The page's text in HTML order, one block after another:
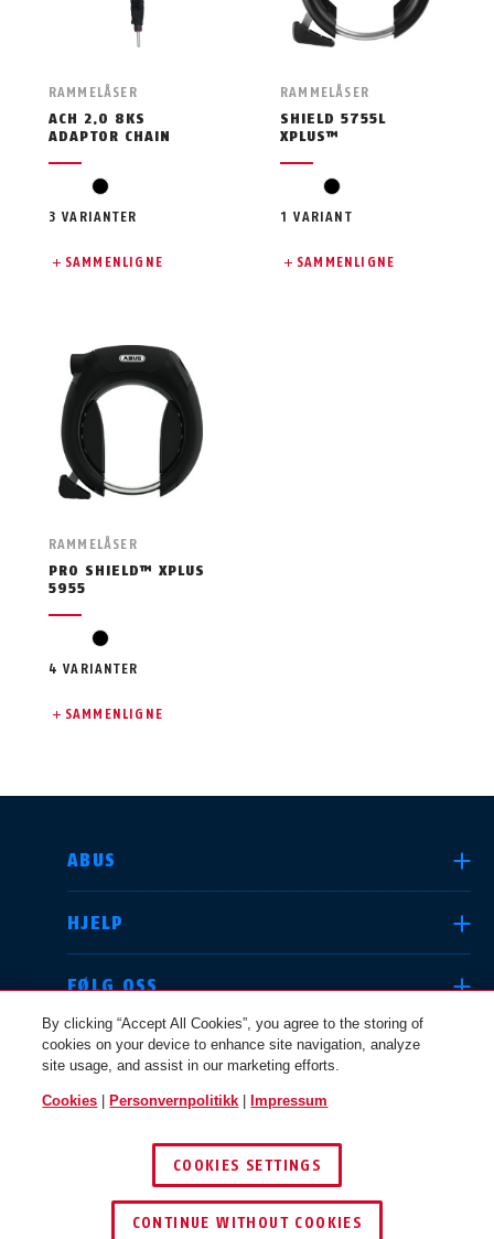
RAMMELÅSER
ACH 2.0 8KS
ADAPTOR CHAIN
svart
3 VARIANTER
SAMMENLIGNE
RAMMELÅSER
SHIELD 5755L
XPLUS™
svart
1 VARIANT
SAMMENLIGNE
RAMMELÅSER
PRO SHIELD™ XPLUS
5955
svart
4 VARIANTER
SAMMENLIGNE
ABUS
HJELP
FØLG OSS
JURIDISK
© 2026 ABUS
VELG LAND
Deutschland
Canada
Österreich
By clicking “Accept All Cookies”, you agree to the storing of
cookies on your device to enhance site navigation, analyze
site usage, and assist in our marketing efforts.
Cookies Personvernpolitikk Impressum
COOKIES SETTINGS
CONTINUE WITHOUT COOKIES